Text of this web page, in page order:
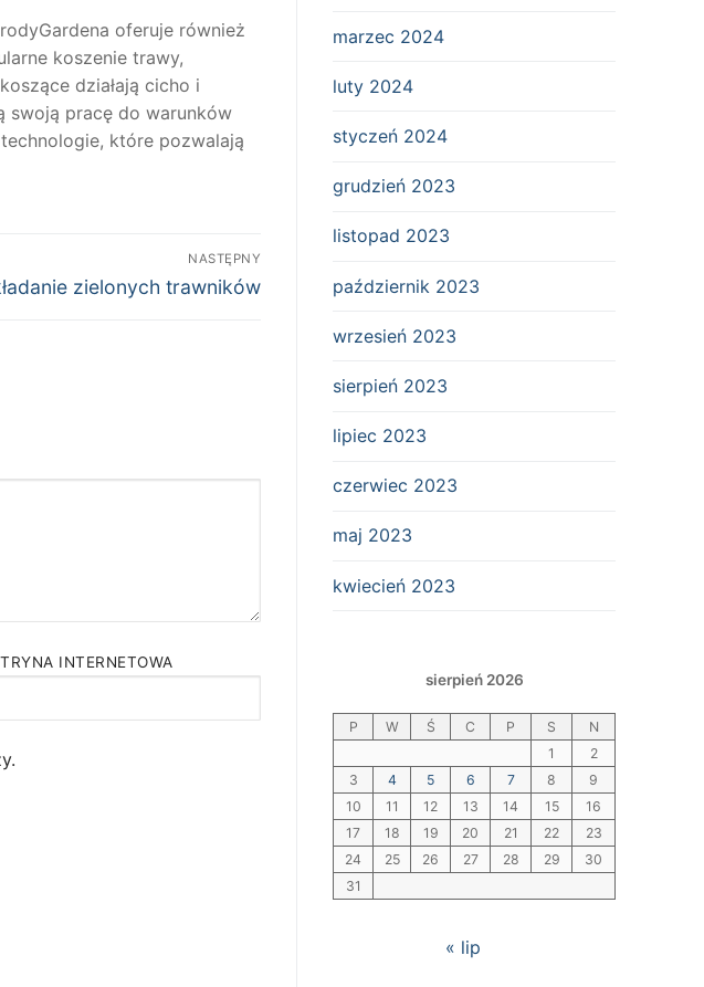
oferuje również
koszenie trawy,
działają cicho i
swoją pracę do warunków
które pozwalają
NASTĘPNY
zielonych trawników
INTERNETOWA
marzec 2024
luty 2024
styczeń 2024
grudzień 2023
listopad 2023
październik 2023
wrzesień 2023
sierpień 2023
lipiec 2023
czerwiec 2023
maj 2023
kwiecień 2023
sierpień 2026
P W Ś C P S
N
1
2
3
4 5 6 7 8
9
10
11 12 13 14 15
16
17
18 19 20 21 22
23
24
25 26 27 28 29
30
31
« lip